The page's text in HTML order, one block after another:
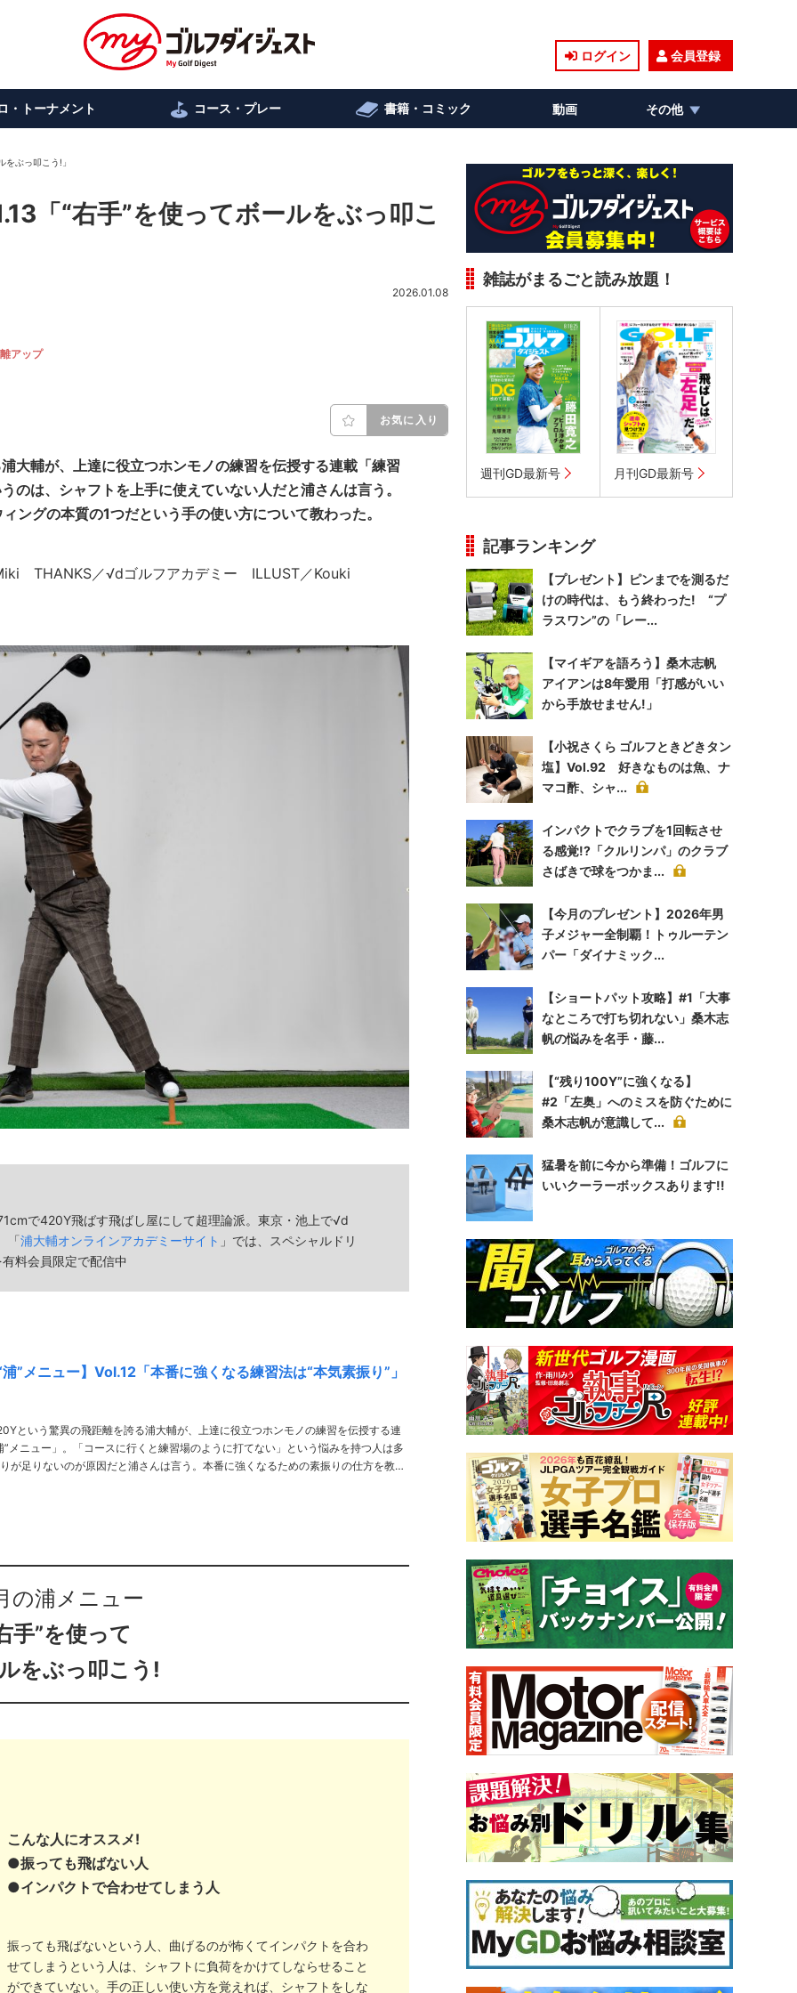
ログイン 会員登録
・トーナメント コース・プレー 書籍・コミック 動画 その他
をぶっ叩こう!」
「“右手”を使ってボールをぶっ叩こ
2026.01.08
アップ
お気に入り
大輔が、上達に役立つホンモノの練習を伝授する連載「練習
のは、シャフトを上手に使えていない人だと浦さんは言う。
ングの本質の1つだという手の使い方について教わった。
THANKS／√dゴルフアカデミー ILLUST／Kouki
で420Y飛ばす飛ばし屋にして超理論派。東京・池上で√d
「浦大輔オンラインアカデミーサイト 」では、スペシャルドリ
料会員限定で配信中
”メニュー】Vol.12「本番に強くなる練習法は“本気素振り”」
という驚異の飛距離を誇る浦大輔が、上達に役立つホンモノの練習を伝授する連
”メニュー」。「コースに行くと練習場のように打てない」という悩みを持つ人は多
が足りないのが原因だと浦さんは言う。本番に強くなるための素振りの仕方を教わ
の浦メニュー
手”を使って
をぶっ叩こう!
こんな人にオススメ!
●振っても飛ばない人
●インパクトで合わせてしまう人
振っても飛ばないという人、曲げるのが怖くてインパクトを合わ
せてしまうという人は、シャフトに負荷をかけてしならせること
ができていない。手の正しい使い方を覚えれば、シャフトをしな
雑誌がまるごと読み放題！
週刊GD最新号 月刊GD最新号
記事ランキング
【プレゼント】ピンまでを測るだ
けの時代は、もう終わった! “プ
ラスワン”の「レー...
【マイギアを語ろう】桑木志帆
アイアンは8年愛用「打感がいい
から手放せません!」
【小祝さくら ゴルフときどきタン
塩】Vol.92 好きなものは魚、ナ
マコ酢、シャ...
インパクトでクラブを1回転させ
る感覚!?「クルリンパ」のクラブ
さばきで球をつかま...
【今月のプレゼント】2026年男
子メジャー全制覇！トゥルーテン
パー「ダイナミック...
【ショートパット攻略】#1「大事
なところで打ち切れない」桑木志
帆の悩みを名手・藤...
【“残り100Y”に強くなる】
#2「左奥」へのミスを防ぐために
桑木志帆が意識して...
猛暑を前に今から準備！ゴルフに
いいクーラーボックスあります!!